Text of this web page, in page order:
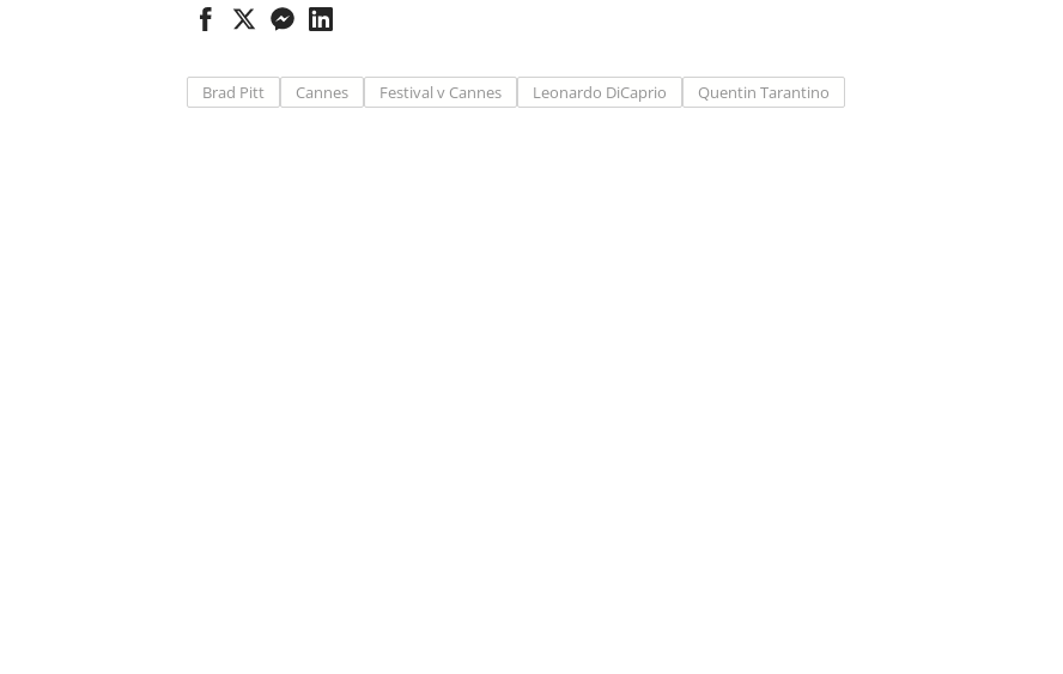
Brad Pitt Cannes Festival v Cannes Leonardo DiCaprio Quentin Tarantino